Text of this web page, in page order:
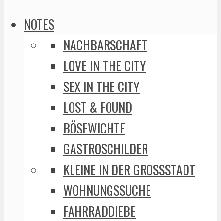
NOTES
NACHBARSCHAFT
LOVE IN THE CITY
SEX IN THE CITY
LOST & FOUND
BÖSEWICHTE
GASTROSCHILDER
KLEINE IN DER GROSSSTADT
WOHNUNGSSUCHE
FAHRRADDIEBE